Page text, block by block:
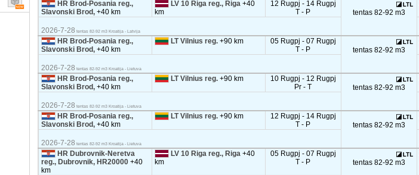
HR Brod-Posania reg.,
Slavonski Brod, +40 km
LV 10 Riga reg., Riga +40
km
12 Rugpj - 14 Rugpj
T - P
tentas 82-92 m3
2026-7-28 tentas 82-92 m3 Kroatija - Latvija
HR Brod-Posania reg.,
Slavonski Brod, +40 km
LT Vilnius reg. +90 km
05 Rugpj - 07 Rugpj
T - P
tentas 82-92 m3
2026-7-28 tentas 82-92 m3 Kroatija - Lietuva
HR Brod-Posania reg.,
Slavonski Brod, +40 km
LT Vilnius reg. +90 km
10 Rugpj - 12 Rugpj
Pr - T
tentas 82-92 m3
2026-7-28 tentas 82-92 m3 Kroatija - Lietuva
HR Brod-Posania reg.,
Slavonski Brod, +40 km
LT Vilnius reg. +90 km
12 Rugpj - 14 Rugpj
T - P
tentas 82-92 m3
2026-7-28 tentas 82-92 m3 Kroatija - Lietuva
HR Dubrovnik-Neretva
reg., Dubrovnik, HR20000 +40
km
LV 10 Riga reg., Riga +40
km
05 Rugpj - 07 Rugpj
T - P
tentas 82-92 m3